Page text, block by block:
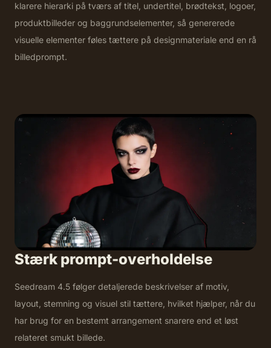
klarere hierarki på tværs af titel, undertitel, brødtekst, logoer,
produktbilleder og baggrundselementer, så genererede
visuelle elementer føles tættere på designmateriale end en rå
billedprompt.
Stærk prompt-overholdelse
Seedream 4.5 følger detaljerede beskrivelser af motiv,
layout, stemning og visuel stil tættere, hvilket hjælper, når du
har brug for en bestemt arrangement snarere end et løst
relateret smukt billede.